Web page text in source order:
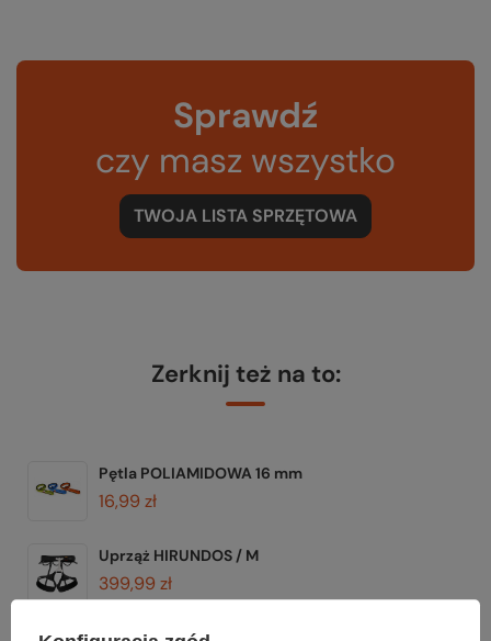
Sprawdź
czy masz wszystko
TWOJA LISTA SPRZĘTOWA
Zerknij też na to:
Pętla POLIAMIDOWA 16 mm
16,99 zł
Uprząż HIRUNDOS / M
399,99 zł